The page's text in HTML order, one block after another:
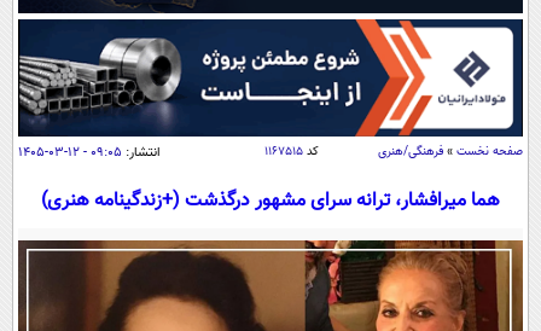
اوقات شرعی
سواد زندگی
اقتصاد
اقتصادی
جامعه
سلامت
بین الملل
فرهنگ و هنر
صفحه نخست » فرهنگی/هنری کد ۱۱۶۷۵۱۵ انتشار: ۰۹:۰۵ - ۱۲-۰۳-۱۴۰۵
هما میرافشار، ترانه سرای مشهور درگذشت (+زندگینامه هنری)